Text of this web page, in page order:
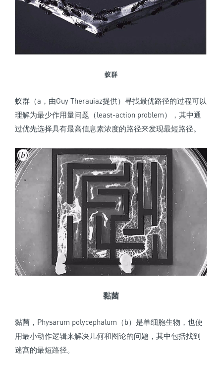
蚁群
蚁群（a，由Guy Therauiaz提供）寻找最优路径的过程可以
理解为最少作用量问题（least-action problem），其中通
过优先选择具有最高信息素浓度的路径来发现最短路径。
黏菌
黏菌，Physarum polycephalum（b）是单细胞生物，也使
用最小动作逻辑来解决几何和图论的问题，其中包括找到
迷宫的最短路径。